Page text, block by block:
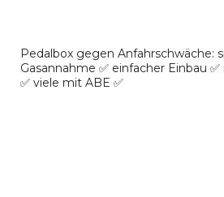
Pedalbox gegen Anfahrschwäche:
Gasannahme ✅ einfacher Einbau
✅ viele mit ABE ✅